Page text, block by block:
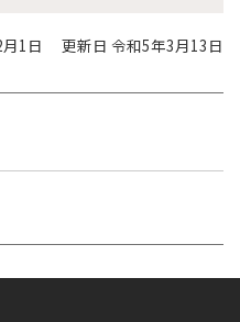
1日 更新日 令和5年3月13日